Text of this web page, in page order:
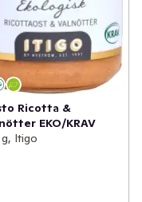
Ricotta &
EKO/KRAV
g, Itigo